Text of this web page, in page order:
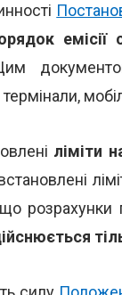
емісії
ліміти